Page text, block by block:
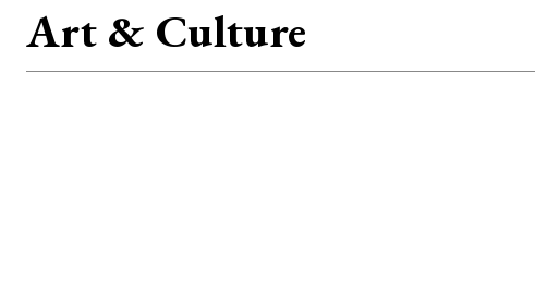
Art & Culture